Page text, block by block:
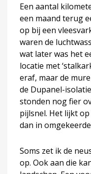
Een aantal
een maand terug
op bij een
waren de
wat later was het
locatie met
eraf, maar de
de Dupanel-
stonden nog fier
pijlsnel. Het lijkt
dan in
Soms zet ik de
op. Ook aan die